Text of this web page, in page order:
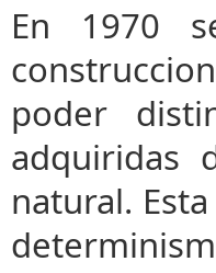
En 1970
poder
adquiridas
natural.